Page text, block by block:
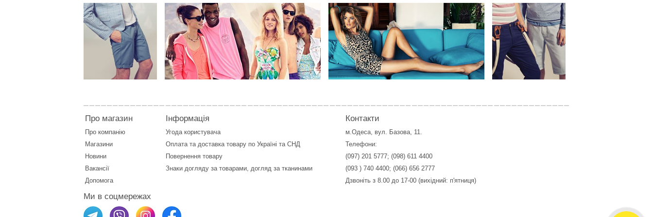
Про магазин
Про компанію
Магазини
Новини
Вакансії
Допомога
Інформація
Угода користувача
Оплата та доставка товару по Україні та СНД
Повернення товару
Знаки догляду за товарами, догляд за тканинами
Контакти
м.Одеса, вул. Базова, 11.
Телефони:
(097) 201 5777; (098) 611 4400
(093 ) 740 4400; (066) 656 2777
Дзвоніть з 8.00 до 17-00 (вихідний: п'ятниця)
Ми в соцмережах